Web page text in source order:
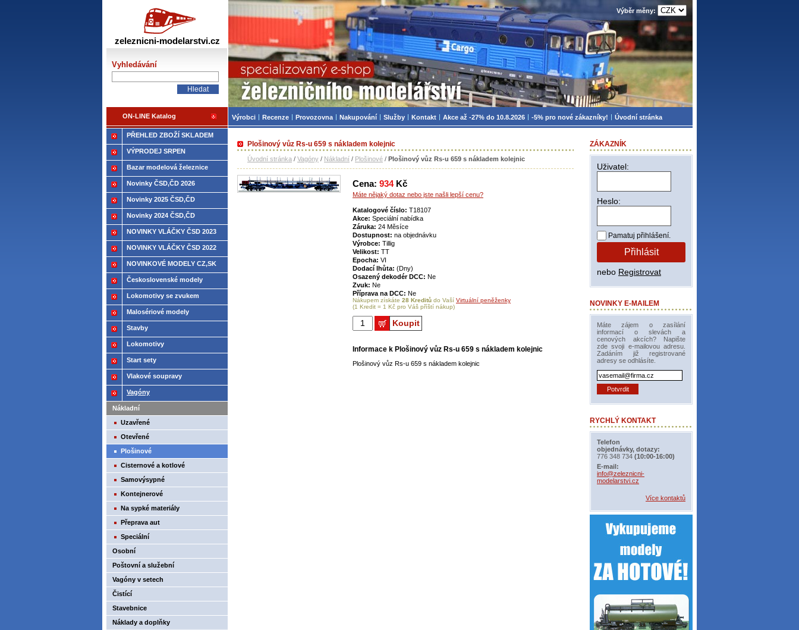
Plošinový vůz Rs-u 659 s nákladem kolejnic
Úvodní stránka / Vagóny / Nákladní / Plošinové / Plošinový vůz Rs-u 659 s nákladem kolejnic
Cena: 934 Kč
Máte nějaký dotaz nebo jste našli lepší cenu?
Katalogové číslo: T18107
Akce: Speciální nabídka
Záruka: 24 Měsíce
Dostupnost: na objednávku
Výrobce: Tillig
Velikost: TT
Epocha: VI
Dodací lhůta: (Dny)
Osazený dekodér DCC: Ne
Zvuk: Ne
Příprava na DCC: Ne
Nákupem získáte 28 Kreditů do Vaší Virtuální peněženky
(1 Kredit = 1 Kč pro Váš příští nákup)
Koupit
Informace k Plošinový vůz Rs-u 659 s nákladem kolejnic
Plošinový vůz Rs-u 659 s nákladem kolejnic
ZÁKAZNÍK
Uživatel:
Heslo:
Pamatuj přihlášení.
Přihlásit
nebo Registrovat
NOVINKY E-MAILEM
Máte zájem o zasílání
informací o slevách a
cenových akcích? Napište
zde svoji e-mailovou adresu.
Zadáním již registrované
adresy se odhlásíte.
RYCHLÝ KONTAKT
Telefon
objednávky, dotazy:
776 348 734 (10:00-16:00)
E-mail:
info@zeleznicni-
modelarstvi.cz
Více kontaktů
PŘEHLED ZBOŽÍ SKLADEM
VÝPRODEJ SRPEN
Bazar modelová železnice
Novinky ČSD,ČD 2026
Novinky 2025 ČSD,ČD
Novinky 2024 ČSD,ČD
NOVINKY VLÁČKY ČSD 2023
NOVINKY VLÁČKY ČSD 2022
NOVINKOVÉ MODELY CZ,SK
2021
Československé modely
ČSD,ČD
Lokomotivy se zvukem
Malosériové modely
Stavby
Lokomotivy
Start sety
Vlakové soupravy
Vagóny
Nákladní
Uzavřené
Otevřené
Plošinové
Cisternové a kotlové
Samovýsypné
Kontejnerové
Na sypké materiály
Přeprava aut
Speciální
Osobní
Poštovní a služební
Vagóny v setech
Čistící
Stavebnice
Náklady a doplňky
zeleznicni-modelarstvi.cz
Vyhledávání
ON-LINE Katalog
Železniční modelářství, modely, TT, H0, mašinky
Výběr měny:
Výrobci Recenze Provozovna Nakupování Služby Kontakt Akce až -27% do 10.8.2026 -5% pro nové zákazníky! Úvodní stránka